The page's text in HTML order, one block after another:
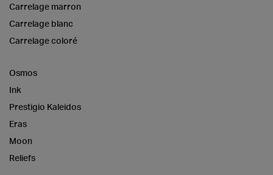
Carrelage marron
Carrelage blanc
Carrelage coloré
Osmos
Ink
Prestigio Kaleidos
Eras
Moon
Reliefs